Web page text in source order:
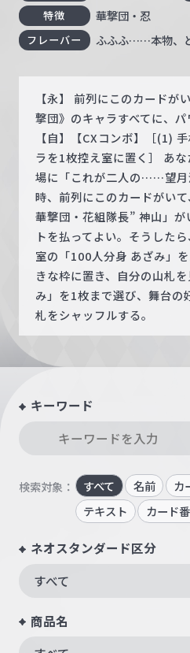
特徴
華撃団・忍
フレーバー ふふふ……本物、
【永】 前列にこのカードが
撃団》のキャラすべてに、パ
【自】【CXコンボ】［(1)
ラを1枚控え室に置く］ あ
場に「これが二人の……望月
時、前列にこのカードがい
華撃団・花組隊長” 神山」
トを払ってよい。そうした
室の「100人分身 あざみ」
きな枠に置き、自分の山札
み」を1枚まで選び、舞台の
札をシャッフルする。
キーワード
検索対象： すべて 名前 カ
テキスト
カード
ネオスタンダード区分
すべて
商品名